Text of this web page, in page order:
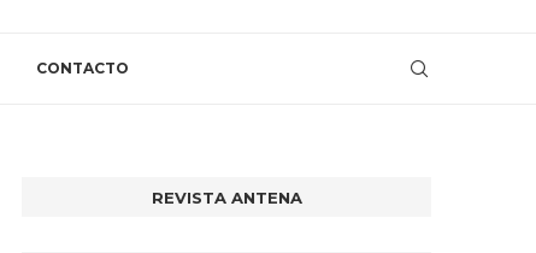
CONTACTO
REVISTA ANTENA